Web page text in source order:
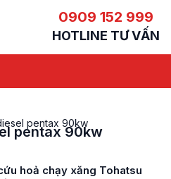
0909 152 999
HOTLINE TƯ VẤN
pentax 90kw
pentax 90kw
hoả chạy xăng Tohatsu